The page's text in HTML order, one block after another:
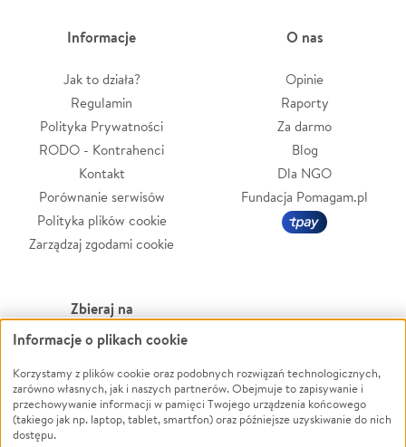
Informacje
Jak to działa?
Regulamin
Polityka Prywatności
RODO - Kontrahenci
Kontakt
Porównanie serwisów
Polityka plików cookie
Zarządzaj zgodami cookie
O nas
Opinie
Raporty
Za darmo
Blog
Dla NGO
Fundacja Pomagam.pl
Zbieraj na
Leczenie
Zwierzęta
Pożar
Ukraina
Powódź
Wichura
NGO
Informacje o plikach cookie
Korzystamy z plików cookie oraz podobnych rozwiązań technologicznych,
zarówno własnych, jak i naszych partnerów. Obejmuje to zapisywanie i
przechowywanie informacji w pamięci Twojego urządzenia końcowego
(takiego jak np. laptop, tablet, smartfon) oraz późniejsze uzyskiwanie do nich
dostępu.